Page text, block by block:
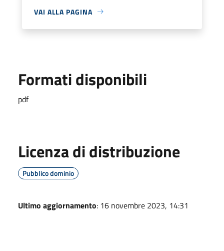
VAI ALLA PAGINA
Formati disponibili
pdf
Licenza di distribuzione
Pubblico dominio
Ultimo aggiornamento: 16 novembre 2023, 14:31